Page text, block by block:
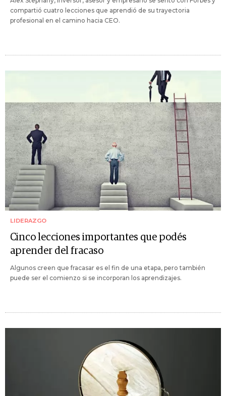
compartió cuatro lecciones que aprendió de su trayectoria
profesional en el camino hacia CEO.
LIDERAZGO
Cinco lecciones importantes que podés
aprender del fracaso
Algunos creen que fracasar es el fin de una etapa, pero también
puede ser el comienzo si se incorporan los aprendizajes.